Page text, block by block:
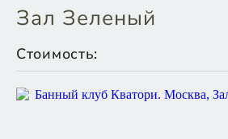
Зал Зеленый
Стоимость: